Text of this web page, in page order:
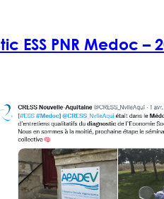
ESS PNR Medoc –